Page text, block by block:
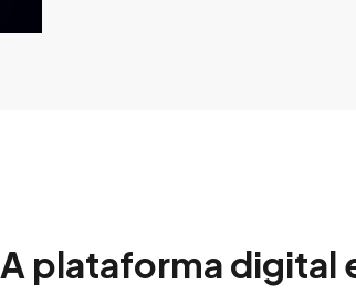
A plataforma digital